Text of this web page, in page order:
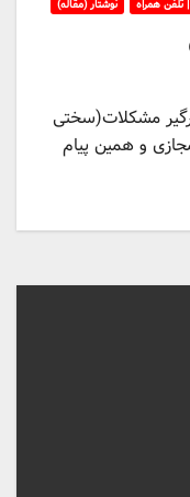
تلفن همراه نوشتار (مقاله)
مشکلات(سختی
و همین پیام